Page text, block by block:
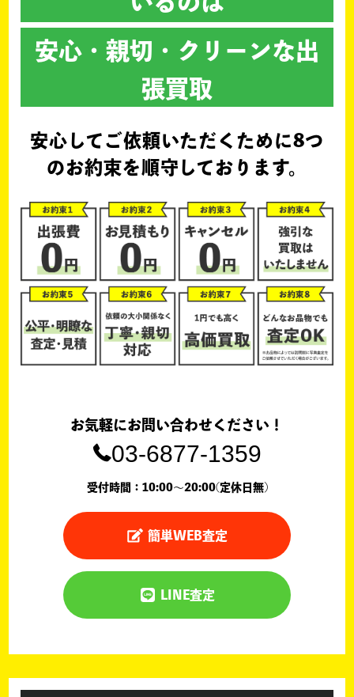
安心・親切・クリーンな出
張買取
安心してご依頼いただくために8つ
のお約束を順守しております。
お気軽にお問い合わせください！
03-6877-1359
受付時間：10:00〜20:00(定休日無)
簡単WEB査定
LINE査定